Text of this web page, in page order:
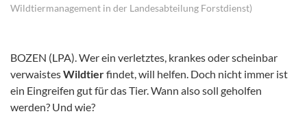
Wildtiermanagement in der Landesabteilung Forstdienst)
BOZEN (LPA). Wer ein verletztes, krankes oder scheinbar
verwaistesWildtierfindet, will helfen. Doch nicht immer ist
ein Eingreifen gut für das Tier. Wann also soll geholfen
werden? Und wie?